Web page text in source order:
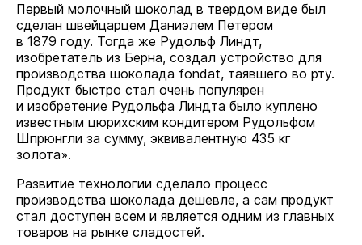
Первый молочный шоколад в твердом виде был
сделан швейцарцем Даниэлем Петером
в 1879 году. Тогда же Рудольф Линдт,
изобретатель из Берна, создал устройство для
производства шоколада fondat, таявшего во рту.
Продукт быстро стал очень популярен
и изобретение Рудольфа Линдта было куплено
известным цюрихским кондитером Рудольфом
Шпрюнгли за сумму, эквивалентную 435 кг
золота».
Развитие технологии сделало процесс
производства шоколада дешевле, а сам продукт
стал доступен всем и является одним из главных
товаров на рынке сладостей.